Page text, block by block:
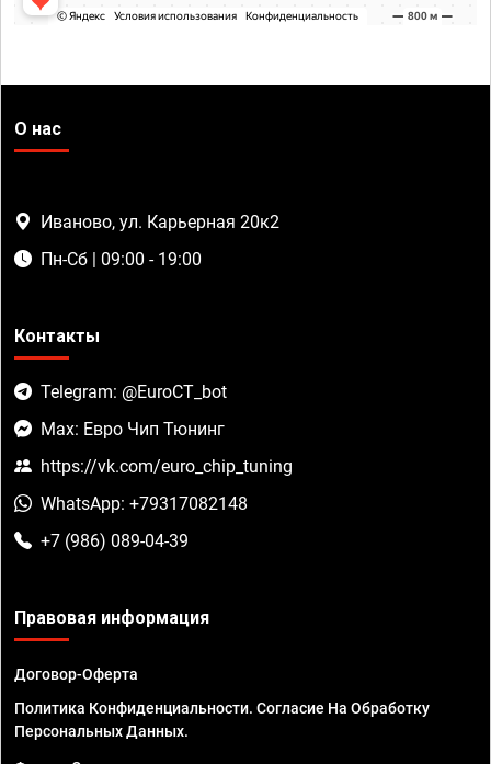
О нас
Иваново, ул. Карьерная 20к2
Пн-Сб | 09:00 - 19:00
Контакты
Telegram: @EuroCT_bot
Max: Евро Чип Тюнинг
https://vk.com/euro_chip_tuning
WhatsApp: +79317082148
+7 (986) 089-04-39
Правовая информация
Договор-Оферта
Политика Конфиденциальности. Согласие На Обработку
Персональных Данных.